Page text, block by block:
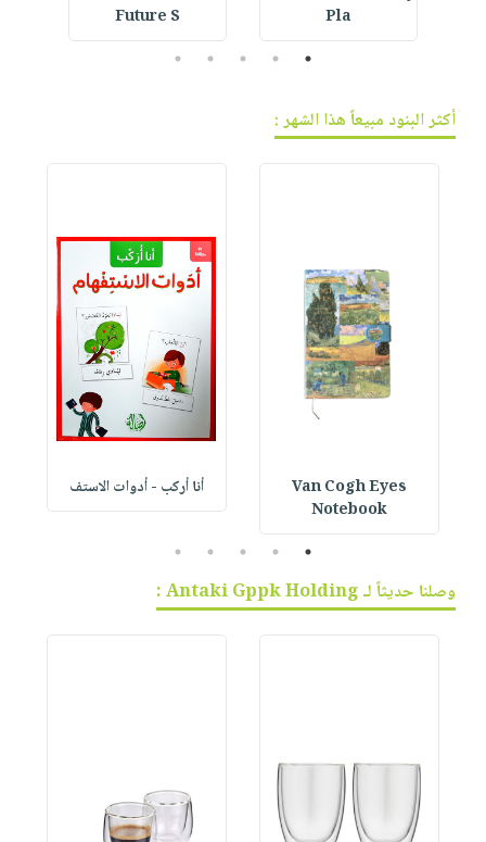
Pla
Future S
1
2
3
4
5
أكثر البنود مبيعاً هذا الشهر :
Van Cogh Eyes
Notebook
أنا أركب - أدوات الاستف
1
2
3
4
5
وصلنا حديثاً لـ Antaki Gppk Holding :